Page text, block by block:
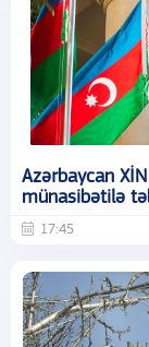
Azərbaycan
münasibətilə
17:45